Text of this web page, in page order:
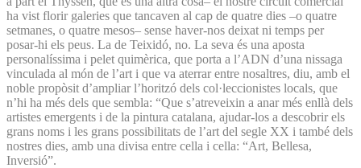
ha vist florir galeries que tancaven al cap de quatre dies –o quatre
setmanes, o quatre mesos– sense haver-nos deixat ni temps per
posar-hi els peus. La de Teixidó, no. La seva és una aposta
personalíssima i pelet quimèrica, que porta a l’ADN d’una nissaga
vinculada al món de l’art i que va aterrar entre nosaltres, diu, amb el
noble propòsit d’ampliar l’horitzó dels col·leccionistes locals, que
n’hi ha més dels que sembla: “Que s’atreveixin a anar més enllà dels
artistes emergents i de la pintura catalana, ajudar-los a descobrir els
grans noms i les grans possibilitats de l’art del segle XX i també dels
nostres dies, amb una divisa entre cella i cella: “Art, Bellesa,
Inversió”.